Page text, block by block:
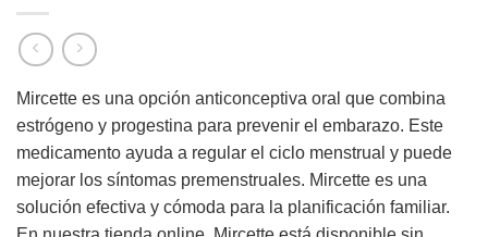
Mircette es una opción anticonceptiva oral que combina
estrógeno y progestina para prevenir el embarazo. Este
medicamento ayuda a regular el ciclo menstrual y puede
mejorar los síntomas premenstruales. Mircette es una
solución efectiva y cómoda para la planificación familiar.